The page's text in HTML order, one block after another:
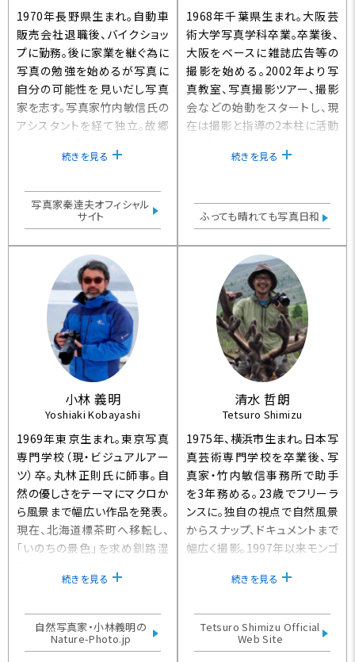
1970年長野県生まれ。自動車
販売会社退職後、バイクショッ
プに勤務。後に家業を継ぐ為に
写真の勉強を始めるが写真に
自分の可能性を見いだし写真
家を志す。写真家竹内敏信氏の
アシスタントを経て独立。故郷
取材した『あらびるでな』で第
タイトルの写真集を2014年11
月に信濃毎日新聞社より出版
予定。『山岳島_屋久島』写真集
（日本写真企画）は8年間で400
日を越える取材を敢行。小説
家・新田次郎氏著書『孤高の
人』の加藤文太郎や『アラスカ
物語』のフランク安田に憧れて
いる。 【日本写真家協会会員 ・
日本写真協会会員】
続きを見る
写真家秦達夫オフィシャル
サイト
1968年千葉県生まれ。大阪芸
術大学写真学科卒業。卒業後、
大阪をベースに雑誌広告等の
撮影を始める。2002年より写
真教室、写真撮影ツアー、撮影
会などの始動をスタートし、現
在は撮影と指導の2本柱に活動
続きを見る
ふっても晴れても写真日和
小林 義明
Yoshiaki Kobayashi
1969年東京生まれ。東京写真
専門学校（現・ビジュアルアー
ツ）卒。丸林正則氏に師事。自
然の優しさをテーマにマクロか
ら風景まで幅広い作品を発表。
現在、北海道標茶町へ移転し、
「いのちの景色」を求め釧路湿
中。写真展「富士の気配 ー水
間」、東京NatureSnap」など多
数開催。 写真集「Small Life -
我が庭の仲間たち-」
続きを見る
自然写真家・小林義明の
Nature-Photo.jp
清水 哲朗
Tetsuro Shimizu
1975年、横浜市生まれ。日本写
真芸術専門学校を卒業後、写
真家・竹内敏信事務所で助手
を3年務める。23歳でフリーラ
ンスに。独自の視点で自然風景
からスナップ、ドキュメントまで
幅広く撮影。1997年以来モンゴ
ている。写真集に『CHANGE』
数開催。受賞暦は第1回名取洋
之助写真賞、2014日本写真協
会賞新人賞など。【公益社団法
続きを見る
Tetsuro Shimizu Official
Web Site